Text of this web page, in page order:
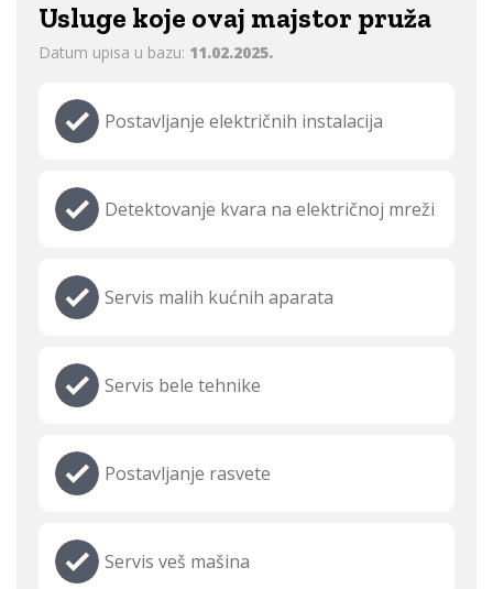
Usluge koje ovaj majstor pruža
Datum upisa u bazu: 11.02.2025.
Postavljanje električnih instalacija
Detektovanje kvara na električnoj mreži
Servis malih kućnih aparata
Servis bele tehnike
Postavljanje rasvete
Servis veš mašina